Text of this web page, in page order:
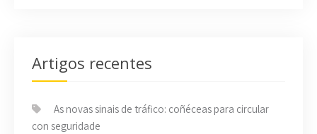
Artigos recentes
As novas sinais de tráfico: coñéceas para circular
con seguridade